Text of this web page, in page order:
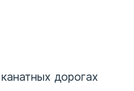
дорогах